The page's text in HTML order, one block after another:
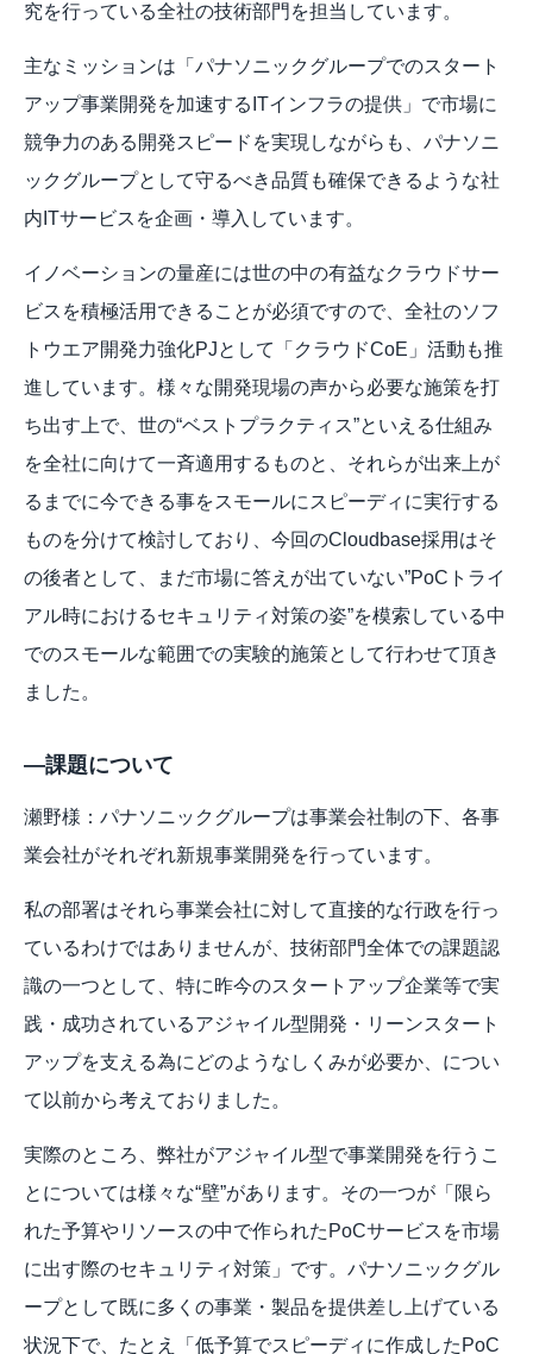
究を行っている全社の技術部門を担当しています。
主なミッションは「パナソニックグループでのスタート
アップ事業開発を加速するITインフラの提供」で市場に
競争力のある開発スピードを実現しながらも、パナソニ
ックグループとして守るべき品質も確保できるような社
内ITサービスを企画・導入しています。
イノベーションの量産には世の中の有益なクラウドサー
ビスを積極活用できることが必須ですので、全社のソフ
トウエア開発力強化PJとして「クラウドCoE」活動も推
進しています。様々な開発現場の声から必要な施策を打
ち出す上で、世の“ベストプラクティス”といえる仕組み
を全社に向けて一斉適用するものと、それらが出来上が
るまでに今できる事をスモールにスピーディに実行する
ものを分けて検討しており、今回のCloudbase採用はそ
の後者として、まだ市場に答えが出ていない”PoCトライ
アル時におけるセキュリティ対策の姿”を模索している中
でのスモールな範囲での実験的施策として行わせて頂き
ました。
—課題について
瀬野様：パナソニックグループは事業会社制の下、各事
業会社がそれぞれ新規事業開発を行っています。
私の部署はそれら事業会社に対して直接的な行政を行っ
ているわけではありませんが、技術部門全体での課題認
識の一つとして、特に昨今のスタートアップ企業等で実
践・成功されているアジャイル型開発・リーンスタート
アップを支える為にどのようなしくみが必要か、につい
て以前から考えておりました。
実際のところ、弊社がアジャイル型で事業開発を行うこ
とについては様々な“壁”があります。その一つが「限ら
れた予算やリソースの中で作られたPoCサービスを市場
に出す際のセキュリティ対策」です。パナソニックグル
ープとして既に多くの事業・製品を提供差し上げている
状況下で、たとえ「低予算でスピーディに作成したPoC